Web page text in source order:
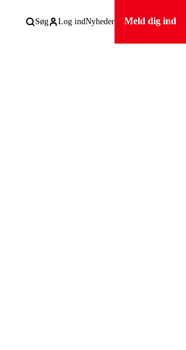
Søg Log indNyheder Meld dig ind